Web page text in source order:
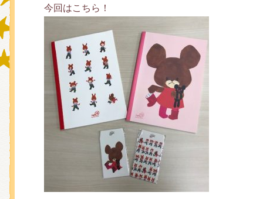
今回はこちら！
おたのしみコンテンツ(クイズ・
チア ジャッキーズ！
くまのがっこう しょくいんしつ